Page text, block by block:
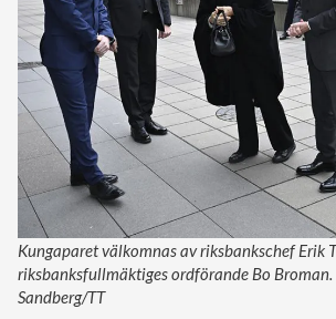
Kungaparet välkomnas av riksbankschef Erik
riksbanksfullmäktiges ordförande Bo
Sandberg/TT